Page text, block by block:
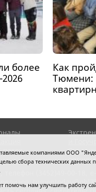
более
Как
Тюмени:
поток
компаниями ООО
сбора технических
нам улучшить работу